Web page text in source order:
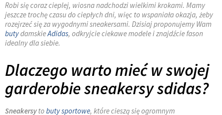
Robi się coraz cieplej, wiosna nadchodzi wielkimi krokami. Mamy
jeszcze trochę czasu do ciepłych dni, więc to wspaniała okazja, żeby
rozejrzeć się za wygodnymi sneakersami. Dzisiaj proponujemy Wam
butydamskieAdidas, odkryjcie ciekawe modele i znajdźcie fason
idealny dla siebie.
Dlaczego warto mieć w swojej
garderobie sneakersy sdidas?
Sneakersyto buty sportowe, które cieszą się ogromnym